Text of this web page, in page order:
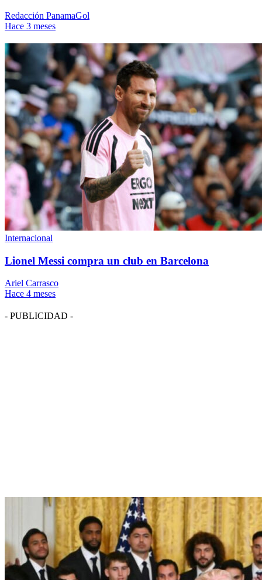
Redacción PanamaGol
Hace 3 meses
Internacional
Lionel Messi compra un club en Barcelona
Ariel Carrasco
Hace 4 meses
- PUBLICIDAD -